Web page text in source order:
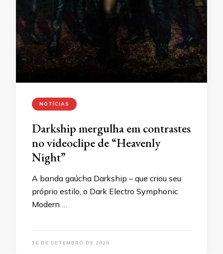
NOTÍCIAS
Darkship mergulha em contrastes
no videoclipe de “Heavenly
Night”
A banda gaúcha Darkship – que criou seu
próprio estilo, o Dark Electro Symphonic
Modern …
16 DE SETEMBRO DE 2025